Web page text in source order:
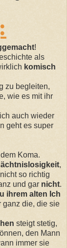
!
als
komisch
zu begleiten,
wie es mit ihr
auch wieder
geht es super
Koma.
,
so richtig
und gar nicht.
ihrem alten Ich
ganz die, die sie
steigt stetig,
den Mann
immer sie